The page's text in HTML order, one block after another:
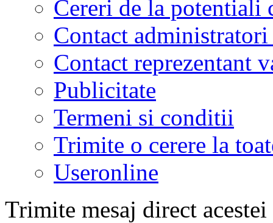
Cereri de la potentiali
Contact
Contact reprezentant
Publicitate
Termeni si conditii
Trimite o cerere la
Useronline
Trimite mesaj direct